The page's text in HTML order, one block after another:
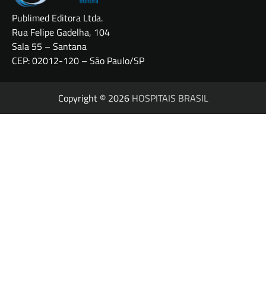
Publimed Editora Ltda.
Rua Felipe Gadelha, 104
Sala 55 – Santana
CEP: 02012-120 – São Paulo/SP
Copyright © 2026 HOSPITAIS BRASIL